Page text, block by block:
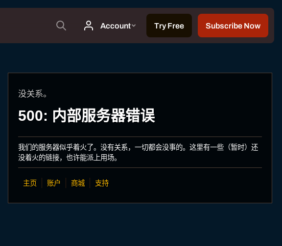
没关系。
500: 内部服务器错误
我们的服务器似乎着火了。没有关系，一切都会没事的。这里有一些（暂时）还
没着火的链接，也许能派上用场。
主页 账户 商城 支持